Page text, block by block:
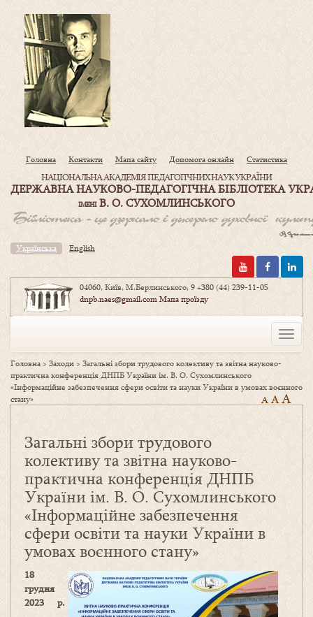
Головна Контакти Мапа сайту Допомога онлайн Статистика
НАЦІОНАЛЬНА АКАДЕМІЯ ПЕДАГОГІЧНИХ НАУК УКРАЇНИ
ДЕРЖАВНА НАУКОВО-ПЕДАГОГІЧНА БІБЛІОТЕКА
ІМЕНІВ. О. СУХОМЛИНСЬКОГО
Українська English
04060, Київ, М.Берлинського, 9+380 (44) 239-11-05
dnpb.naes@gmail.comМапа проїзду
Toggle
Головна >Заходи >Загальні збори трудового колективу та звітна науково-
практична конференція ДНПБ України ім. В. О. Сухомлинського
«Інформаційне забезпечення сфери освіти та науки України в умовах воєнного
стану»
A AA
Загальні збори трудового
колективу та звітна науково-
практична конференція ДНПБ
України ім. В. О. Сухомлинського
«Інформаційне забезпечення
сфери освіти та науки України в
умовах воєнного стану»
18
грудня
2023 р.